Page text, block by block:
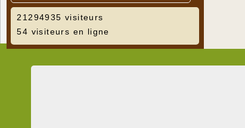
21294935 visiteurs
54 visiteurs en ligne